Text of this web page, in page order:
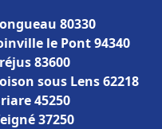
80330
le Pont 94340
83600
sous Lens 62218
45250
37250